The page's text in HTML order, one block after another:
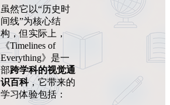
虽然它以“历史时
间线”为核心结
构，但实际上，
《Timelines of
Everything》是一
部跨学科的视觉通
识百科，它带来的
学习体验包括：